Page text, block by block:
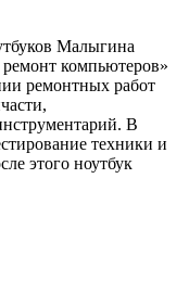
Малыгина
компьютеров»
ремонтных работ
В
техники и
этого ноутбук